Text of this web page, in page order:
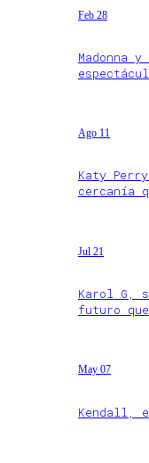
Feb 28
Madonna
Ago 11
Katy
cercanía
Jul 21
Karol
futuro
May 07
Kendall,